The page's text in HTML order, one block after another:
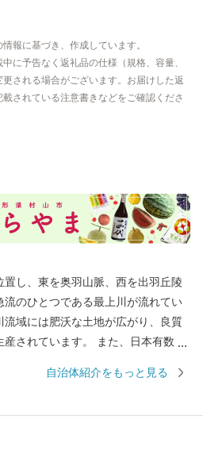
報に基づき、作成しています。
に予告なく返礼品の仕様（規格、容量、
される場合がございます。お届けした返
されている注意書きなどをご確認くださ
し、東を奥羽山脈、西を出羽丘陵
流のひとつである最上川が流れてい
流域には肥沃な土地が広がり、良質
されています。 また、日本有数の
多くの観光客が訪れ、賑わいを見せ
適合する地方団体として、総務大
自治体紹介をもっと見る